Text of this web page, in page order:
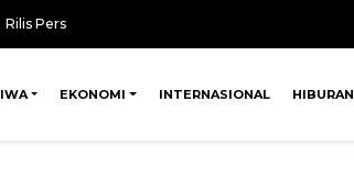
Rilis Pers
EKONOMI INTERNASIONAL HIBURAN